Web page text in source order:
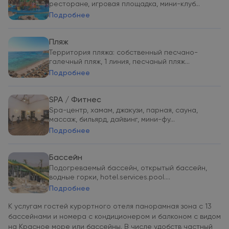
ресторане, игровая площадка, мини-клуб...
Подробнее
Пляж
Территория пляжа: собственный песчано-
галечный пляж, 1 линия, песчаный пляж...
Подробнее
SPA / Фитнес
Spa-центр, хамам, джакузи, парная, сауна,
массаж, бильярд, дайвинг, мини-фу...
Подробнее
Бассейн
Подогреваемый бассейн, открытый бассейн,
водные горки, hotel.services.pool....
Подробнее
К услугам гостей курортного отеля панорамная зона с 13
бассейнами и номера с кондиционером и балконом с видом
на Красное море или бассейны. В числе удобств частный